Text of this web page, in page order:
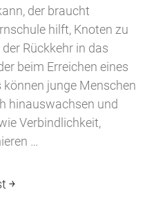
der braucht
hilft, Knoten zu
Rückkehr in das
beim Erreichen eines
junge Menschen
hinauswachsen und
Verbindlichkeit,
…
￫